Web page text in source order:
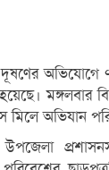
দূষণের
মঙ্গলবার
অভিযান